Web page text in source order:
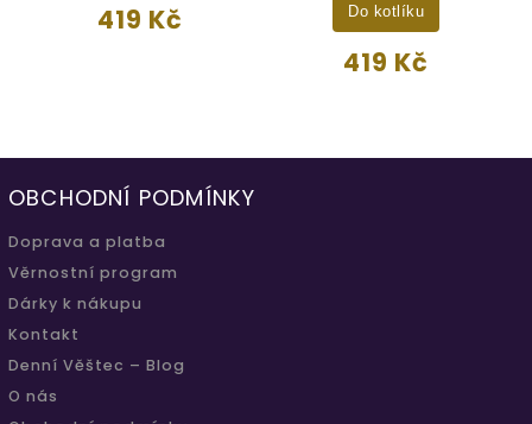
419 Kč
419 Kč
Do kotlíku
OBCHODNÍ PODMÍNKY
Doprava a platba
Věrnostní program
Dárky k nákupu
Kontakt
Denní Věštec – Blog
O nás